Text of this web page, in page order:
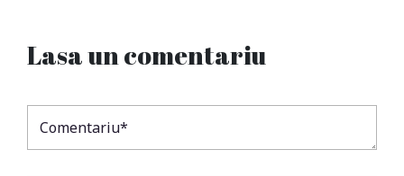
Lasa un comentariu